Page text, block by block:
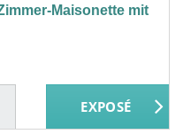
Maisonette mit